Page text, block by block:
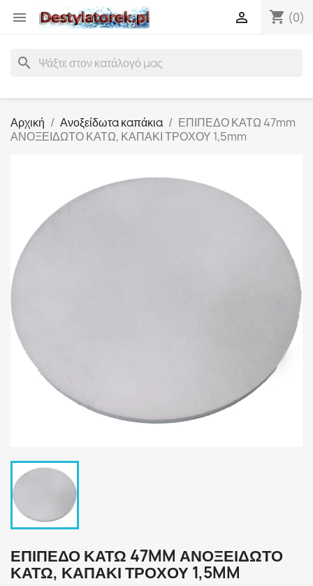
 shopping_cart (0)

search
Αρχική Ανοξείδωτα καπάκια
ΕΠΙΠΕΔΟ ΚΑΤΩ 47mm
ΑΝΟΞΕΙΔΩΤΟ ΚΑΤΩ, ΚΑΠΑΚΙ ΤΡΟΧΟΥ 1,5mm
ΕΠΙΠΕΔΟ ΚΑΤΩ 47MM ΑΝΟΞΕΙΔΩΤΟ
ΚΑΤΩ, ΚΑΠΑΚΙ ΤΡΟΧΟΥ 1,5MM